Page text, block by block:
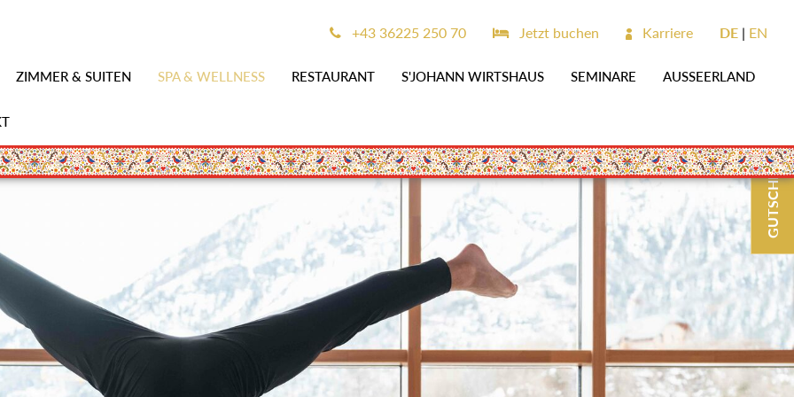
ZIMMER & SUITEN SPA & WELLNESS RESTAURANT S'JOHANN WIRTSHAUS SEMINARE AUSSEERLAND
+43 36225 250 70 Jetzt buchen Karriere DE EN
GUTSCHEINE